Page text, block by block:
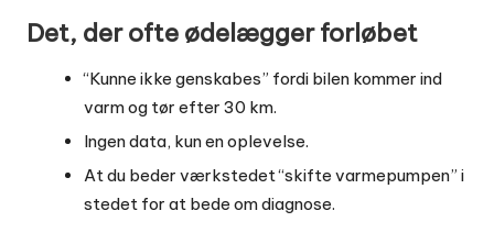
Det, der ofte ødelægger forløbet
“Kunne ikke genskabes” fordi bilen kommer ind
varm og tør efter 30 km.
Ingen data, kun en oplevelse.
At du beder værkstedet “skifte varmepumpen” i
stedet for at bede om diagnose.